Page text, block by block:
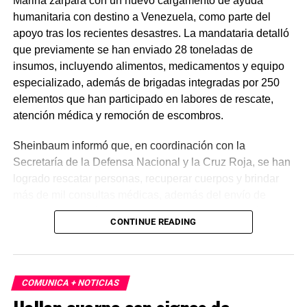
humanitaria con destino a Venezuela, como parte del
apoyo tras los recientes desastres. La mandataria detalló
que previamente se han enviado 28 toneladas de
insumos, incluyendo alimentos, medicamentos y equipo
especializado, además de brigadas integradas por 250
elementos que han participado en labores de rescate,
atención médica y remoción de escombros.
Sheinbaum informó que, en coordinación con la
Secretaría de la Defensa Nacional y la Cruz Roja, se han
logrado rescatar personas, recuperar cuerpos y brindar
plantas de energía y materiales de apoyo. Subrayó que
estas acciones responden a solicitudes del gobierno
En otro tema, el secretario de Economía, Marcelo Ebrard,
CONTINUE READING
COMUNICA + NOTICIAS